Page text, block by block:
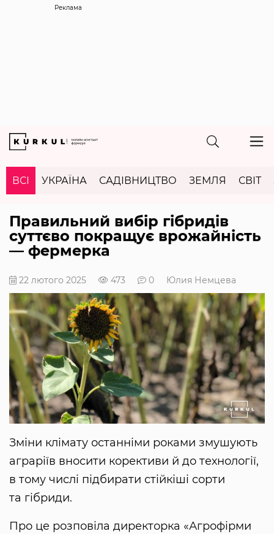
Реклама
ВСІ УКРАЇНА САДІВНИЦТВО ЗЕМЛЯ СВІТ
Правильний вибір гібридів
суттєво покращує врожайність
— фермерка
22 лютого 2025 473 0 Юлия Немцева
Зміни клімату останніми роками змушують
аграріїв вносити корективи й до технології,
в тому числі підбирати стійкіші сорти
та гібриди.
Про це розповіла директорка «Агрофірми